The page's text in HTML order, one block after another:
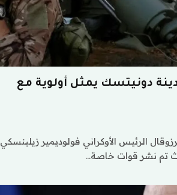
دونيتسك يمثل أولوية مع
الرئيس الأوكراني فولوديمير زيلينسكي
تم نشر قوات خاصة…